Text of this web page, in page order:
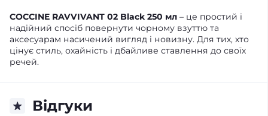
COCCINE RAVVIVANT 02 Black 250 мл – це простий і
надійний спосіб повернути чорному взуттю та
аксесуарам насичений вигляд і новизну. Для тих, хто
цінує стиль, охайність і дбайливе ставлення до своїх
речей.
Відгуки